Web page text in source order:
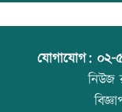
যোগাযোগ: ০২-